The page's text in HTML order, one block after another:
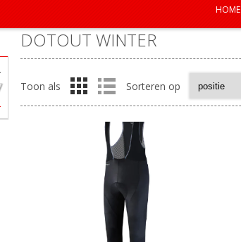
HOME
DOTOUT WINTER
Toon als Sorteren op